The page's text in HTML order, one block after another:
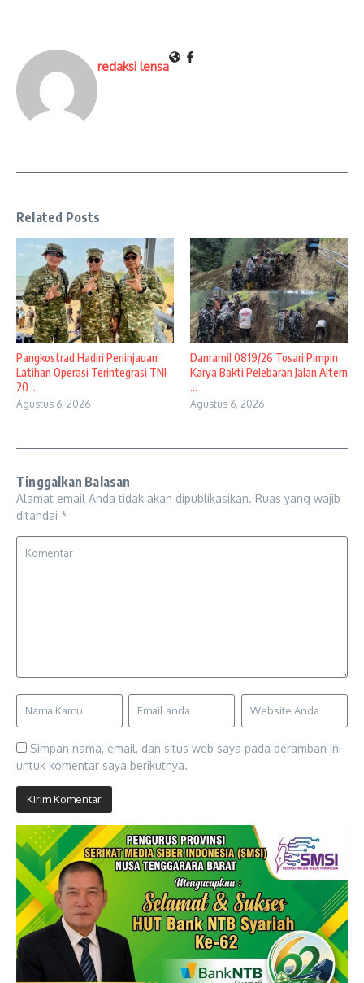
redaksi lensa
Related Posts
Pangkostrad Hadiri Peninjauan
Latihan Operasi Terintegrasi TNI
20 ...
Agustus 6, 2026
Danramil 0819/26 Tosari Pimpin
Karya Bakti Pelebaran Jalan Altern
...
Agustus 6, 2026
Tinggalkan Balasan
Alamat email Anda tidak akan dipublikasikan. Ruas yang wajib
ditandai *
Simpan nama, email, dan situs web saya pada peramban ini
untuk komentar saya berikutnya.